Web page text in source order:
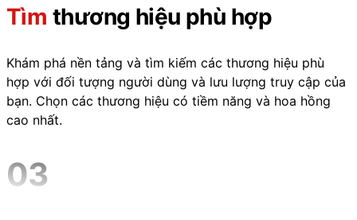
Tìm thương hiệu phù hợp
Khám phá nền tảng và tìm kiếm các thương hiệu phù
hợp với đối tượng người dùng và lưu lượng truy cập của
bạn. Chọn các thương hiệu có tiềm năng và hoa hồng
cao nhất.
03